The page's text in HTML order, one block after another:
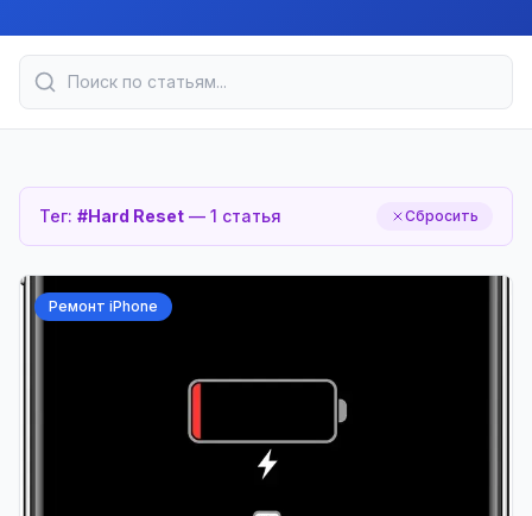
Тег: #Hard Reset — 1 статья Сбросить
Ремонт iPhone